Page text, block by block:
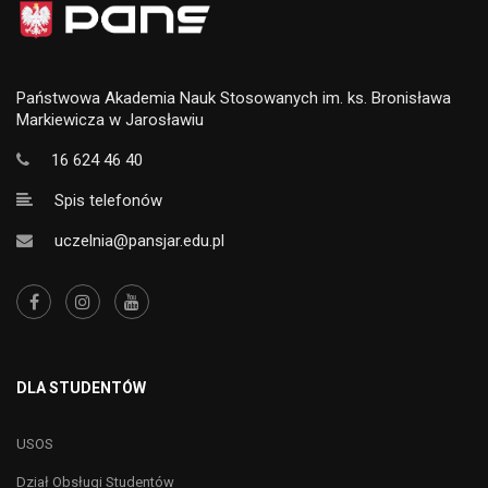
Państwowa Akademia Nauk Stosowanych im. ks. Bronisława
Markiewicza w Jarosławiu
16 624 46 40
Spis telefonów
uczelnia@pansjar.edu.pl
DLA STUDENTÓW
USOS
Dział Obsługi Studentów